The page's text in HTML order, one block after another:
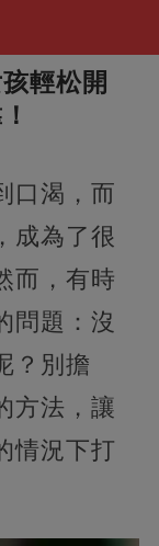
輕松開
口渴，而
成為了很
而，有時
問題：沒
？別擔
方法，讓
情況下打